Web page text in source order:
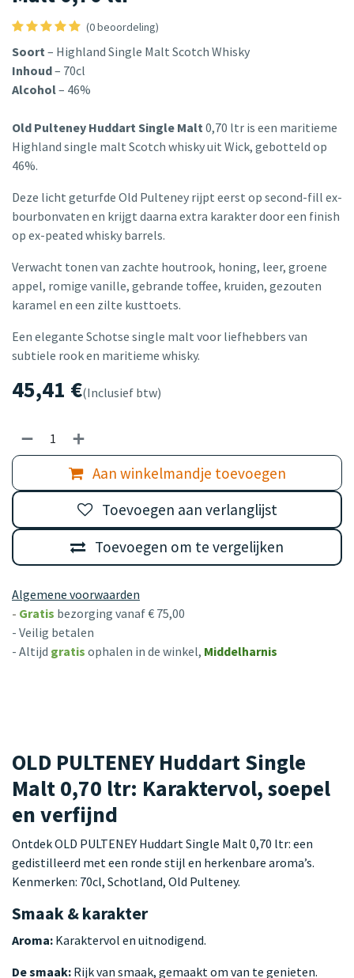
(0 beoordeling)
Soort– Highland Single Malt Scotch Whisky
Inhoud– 70cl
Alcohol– 46%
Old Pulteney Huddart Single Malt0,70 ltr is een maritieme
Highland single malt Scotch whisky uit Wick, gebotteld op
46%.
Deze licht geturfde Old Pulteney rijpt eerst op second-fill ex-
bourbonvaten en krijgt daarna extra karakter door een finish
op ex-peated whisky barrels.
Verwacht tonen van zachte houtrook, honing, leer, groene
appel, romige vanille, gebrande toffee, kruiden, gezouten
karamel en een zilte kusttoets.
Een elegante Schotse single malt voor liefhebbers van
subtiele rook en maritieme whisky.
45,41 €(Inclusief btw)
Aan winkelmandje toevoegen
Toevoegen om te vergelijken
Toevoegen aan verlanglijst
Algemene voorwaarden
- Gratis bezorging vanaf € 75,00
- Veilig betalen
- Altijd gratis ophalen in de winkel, Middelharnis
OLD PULTENEY Huddart Single
Malt 0,70 ltr: Karaktervol, soepel
en verfijnd
Ontdek OLD PULTENEY Huddart Single Malt 0,70 ltr: een
gedistilleerd met een ronde stijl en herkenbare aroma’s.
Kenmerken: 70cl, Schotland, Old Pulteney.
Smaak & karakter
Aroma: Karaktervol en uitnodigend.
De smaak: Rijk van smaak, gemaakt om van te genieten.